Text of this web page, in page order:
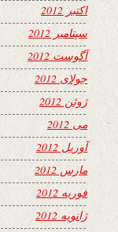
اکتبر 2012
سپتامبر 2012
آگوست 2012
جولای 2012
ژوئن 2012
می 2012
آوریل 2012
مارس 2012
فوریه 2012
ژانویه 2012